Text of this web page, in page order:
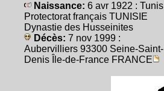
Naissance: 6 avr 1922 : Tunis
Protectorat français TUNISIE
Dynastie des Husseinites
Décès: 7 nov 1999 :
Aubervilliers 93300 Seine-Saint-
Denis Île-de-France FRANCE